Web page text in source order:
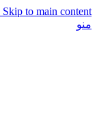
Skip to main content
منو